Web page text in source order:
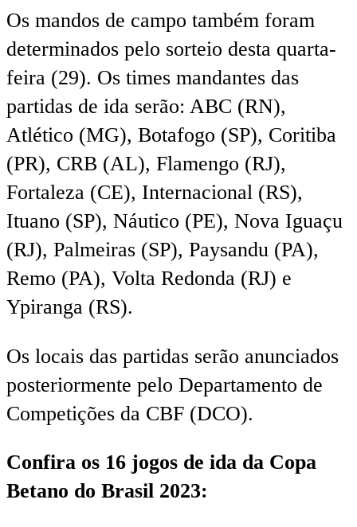
Os mandos de campo também foram
determinados pelo sorteio desta quarta-
feira (29). Os times mandantes das
partidas de ida serão: ABC (RN),
Atlético (MG), Botafogo (SP), Coritiba
(PR), CRB (AL), Flamengo (RJ),
Fortaleza (CE), Internacional (RS),
Ituano (SP), Náutico (PE), Nova Iguaçu
(RJ), Palmeiras (SP), Paysandu (PA),
Remo (PA), Volta Redonda (RJ) e
Ypiranga (RS).
Os locais das partidas serão anunciados
posteriormente pelo Departamento de
Competições da CBF (DCO).
Confira os 16 jogos de ida da Copa
Betano do Brasil 2023: